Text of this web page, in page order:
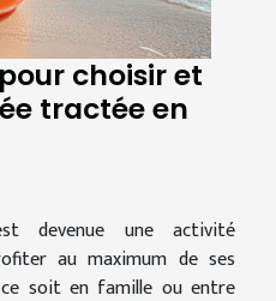
choisir et
tractée en
devenue une activité
au maximum de ses
soit en famille ou entre